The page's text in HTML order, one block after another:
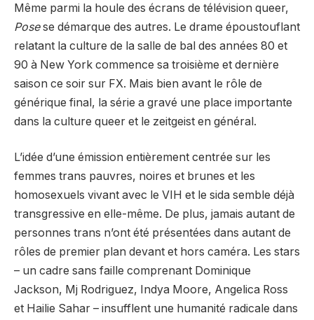
Même parmi la houle des écrans de télévision queer,
Posese démarque des autres. Le drame époustouflant
relatant la culture de la salle de bal des années 80 et
90 à New York commence sa troisième et dernière
saison ce soir sur FX. Mais bien avant le rôle de
générique final, la série a gravé une place importante
dans la culture queer et le zeitgeist en général.
L’idée d’une émission entièrement centrée sur les
femmes trans pauvres, noires et brunes et les
homosexuels vivant avec le VIH et le sida semble déjà
transgressive en elle-même. De plus, jamais autant de
personnes trans n’ont été présentées dans autant de
rôles de premier plan devant et hors caméra. Les stars
– un cadre sans faille comprenant Dominique
Jackson, Mj Rodriguez, Indya Moore, Angelica Ross
et Hailie Sahar – insufflent une humanité radicale dans